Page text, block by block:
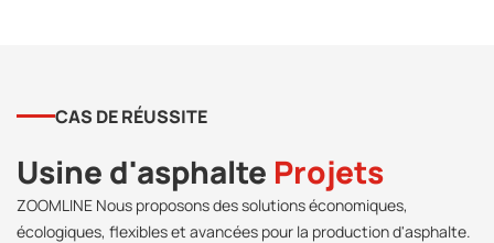
CAS DE RÉUSSITE
Usine d'asphalte Projets
ZOOMLINE Nous proposons des solutions économiques,
écologiques, flexibles et avancées pour la production d'asphalte.